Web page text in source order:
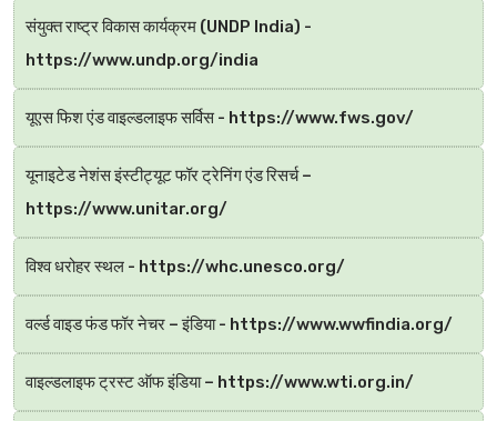
संयुक्त राष्ट्र विकास कार्यक्रम (UNDP India) -
https://www.undp.org/india
यूएस फिश एंड वाइल्डलाइफ सर्विस - https://www.fws.gov/
यूनाइटेड नेशंस इंस्टीट्यूट फॉर ट्रेनिंग एंड रिसर्च –
https://www.unitar.org/
विश्व धरोहर स्थल - https://whc.unesco.org/
वर्ल्ड वाइड फंड फॉर नेचर – इंडिया - https://www.wwfindia.org/
वाइल्डलाइफ ट्रस्ट ऑफ इंडिया – https://www.wti.org.in/